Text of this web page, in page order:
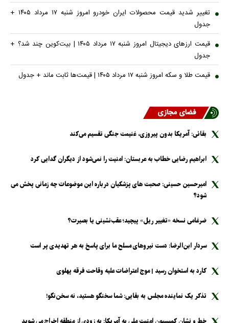
تغییر شدید قیمت محصولات ایران خودرو امروز شنبه ۱۷ مرداد ۱۴۰۵ +
جدول
قیمت ارز‌های دیجیتال امروز شنبه ۱۷ مرداد ۱۴۰۵ | بیت‌کوین چند شد؟ +
جدول
قیمت طلا و سکه امروز شنبه ۱۷ مرداد ۱۴۰۵ | قیمت‌ها ثابت ماند + جدول
فضای مجازی
بقائی: آمریکا بدون پیروزی، غنیمت جنگی تقسیم می‌کند
ابراهیم رضایی خطاب به عربستان: امنیت را نمی‌شود از دیگران گدایی کرد
امیرحسین حسینی: صحبت های پزشکیان درباره این موضوعات چه زمانی پخش می
شود؟
ضرغامی نسخه «تغییر ریل» پیچید؛ عقب‌نشینی یا بصیرت؟
سردار ابن‌الرضا: دست نیرو‌های مسلح ما برای پاسخ به هر تهدیدی پر است
کارد به استخوان رسید | موج اعتراضات علیه وقاحت فرقه پهلوی
تذکر یک نماینده مجلس به بقایی: شما سخنگو هستید، نه سخن‌نگو!